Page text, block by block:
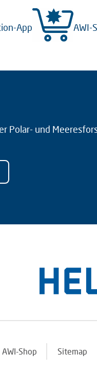
App AWI-
Polar- und
AWI-Shop Sitemap